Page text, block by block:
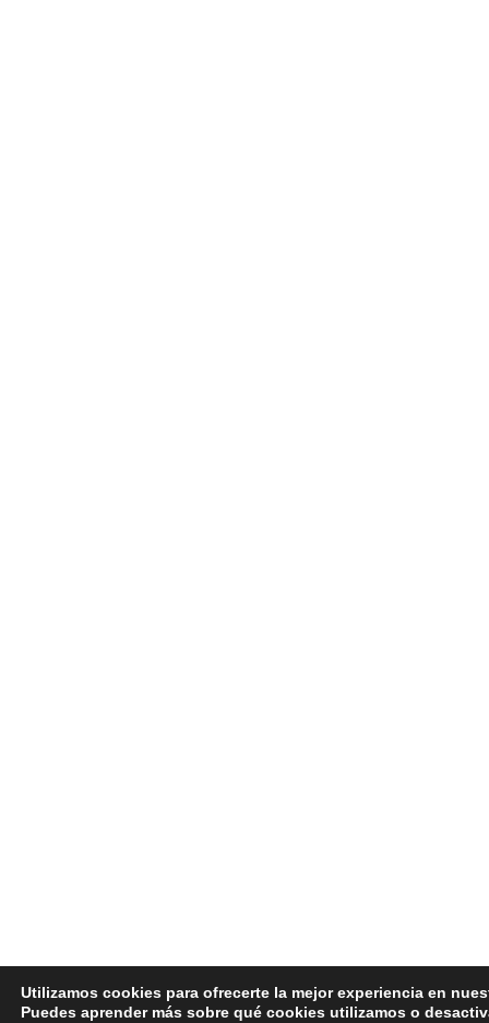
Utilizamos cookies para ofrecerte la mejor experiencia en
Puedes aprender más sobre qué cookies utilizamos o